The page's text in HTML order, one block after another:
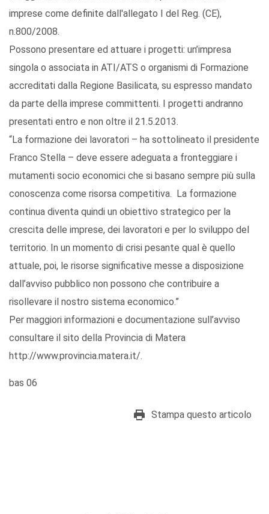
imprese come definite dall'allegato I del Reg. (CE),
n.800/2008.
Possono presentare ed attuare i progetti: un’impresa
singola o associata in ATI/ATS o organismi di Formazione
accreditati dalla Regione Basilicata, su espresso mandato
da parte della imprese committenti. I progetti andranno
presentati entro e non oltre il 21.5.2013.
“La formazione dei lavoratori – ha sottolineato il presidente
Franco Stella – deve essere adeguata a fronteggiare i
mutamenti socio economici che si basano sempre più sulla
conoscenza come risorsa competitiva. La formazione
continua diventa quindi un obiettivo strategico per la
crescita delle imprese, dei lavoratori e per lo sviluppo del
territorio. In un momento di crisi pesante qual è quello
attuale, poi, le risorse significative messe a disposizione
dall’avviso pubblico non possono che contribuire a
risollevare il nostro sistema economico.”
Per maggiori informazioni e documentazione sull’avviso
consultare il sito della Provincia di Matera
http://www.provincia.matera.it/.
bas 06
Stampa questo articolo